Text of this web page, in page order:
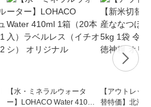
【水・ミネラルウォータ
ー】LOHACO Water 410ml
【アウトレッ
替特価】北海